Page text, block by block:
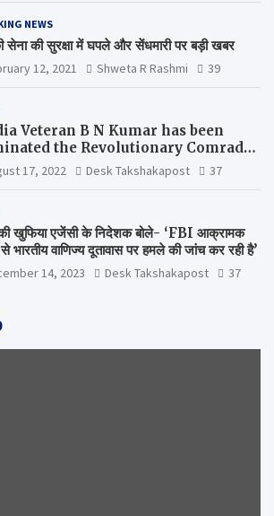
NEWS
सेना की सुरक्षा में घपले और सेंधमारी पर बड़ी खबर
12, 2021 Shweta R Rashmi 39
Veteran B N Kumar has been
the Revolutionary Comrade
Varma Media Award 2022-23
17, 2022 Desk Takshakapost 37
खुफिया एजेंसी के निदेशक बोले- ‘FBI आक्रामक
भारतीय वाणिज्य दूतावास पर हमले की जांच कर रही है’
14, 2023 Desk Takshakapost 37